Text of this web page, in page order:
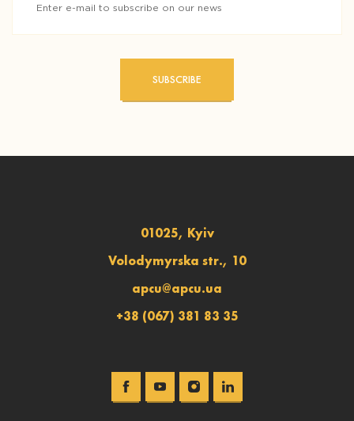
SUBSCRIBE
01025, Kyiv
Volodymyrska str., 10
apcu@apcu.ua
+38 (067) 381 83 35